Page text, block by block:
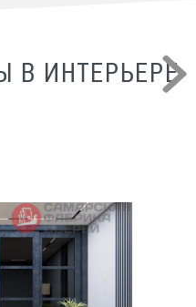
В ИНТЕРЬЕРЕ